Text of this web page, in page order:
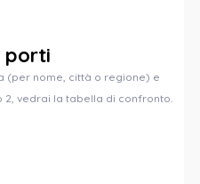
porti
(per nome, città o regione) e
2, vedrai la tabella di confronto.